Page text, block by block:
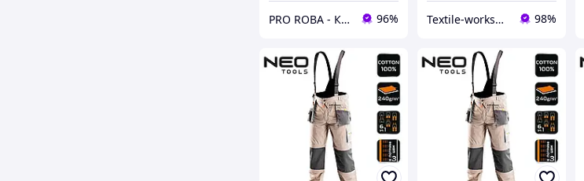
PRO ROBA - КАЧЕСТВЕННАЯ РАБОЧАЯ ОДЕЖДА И ОБУВЬ ЗАЛОГ ВАШЕГО КОМФОРТА И БЕЗОПАСНОСТИ НА РАБОЧЕМ МЕСТ 96% Textile-workshop 98%